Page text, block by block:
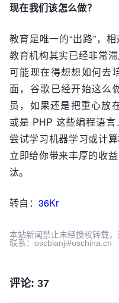
现在我们该怎么做？
教育是唯一的“出路”，
教育机构其实已经非常
可能现在得想想如何去
面，谷歌已经开始这么
员，如果还是把重心放
或是 PHP 这些编程语言
尝试学习机器学习或计
立即给你带来丰厚的收
汰。
转自： 36Kr
本站新闻禁止未经授权转载
联系：oscbianji#oschina.cn
评论: 37